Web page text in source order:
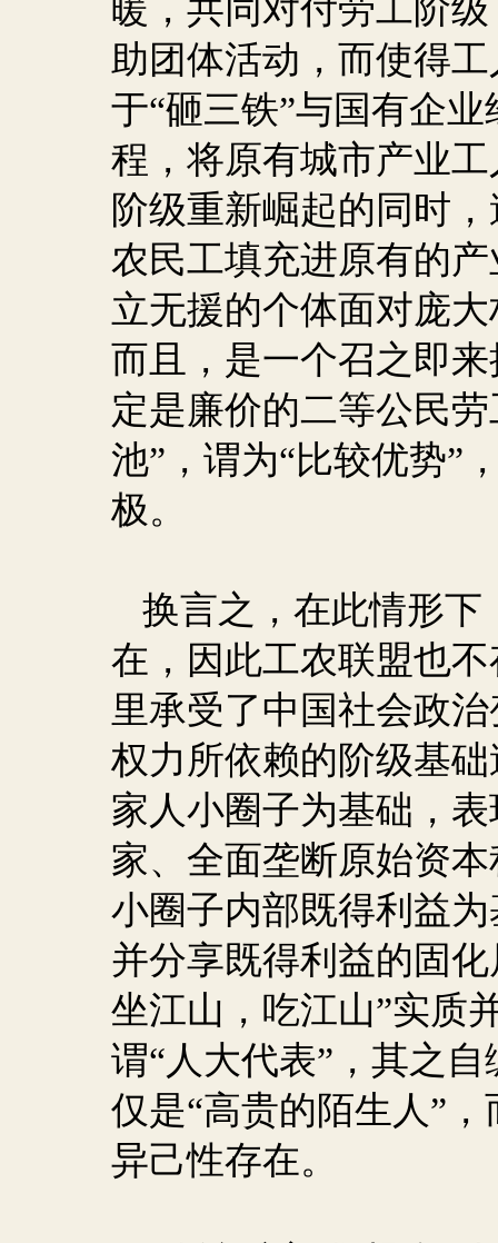
暖，共同对付劳工阶
助团体活动，而使得
于“砸三铁”与国有企
程，将原有城市产业
阶级重新崛起的同时
农民工填充进原有的
立无援的个体面对庞
而且，是一个召之即
定是廉价的二等公民
池”，谓为“比较优势”
极。
换言之，在此情形
在，因此工农联盟也
里承受了中国社会政
权力所依赖的阶级基
家人小圈子为基础，
家、全面垄断原始资
小圈子内部既得利益
并分享既得利益的固
坐江山，吃江山”实质
谓“人大代表”，其之
仅是“高贵的陌生人”
异己性存在。